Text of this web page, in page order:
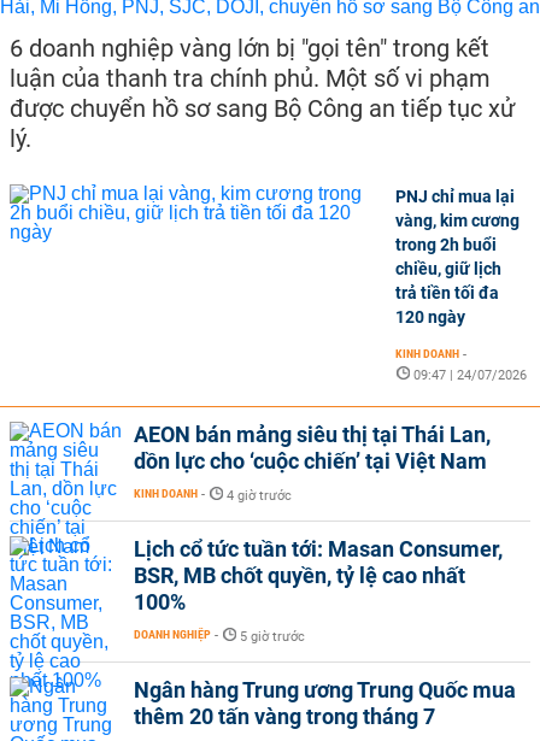
6 doanh nghiệp vàng lớn bị "gọi tên" trong kết
luận của thanh tra chính phủ. Một số vi phạm
được chuyển hồ sơ sang Bộ Công an tiếp tục xử
lý.
PNJ chỉ mua lại
vàng, kim cương
trong 2h buổi
chiều, giữ lịch
trả tiền tối đa
120 ngày
KINH DOANH -
09:47 | 24/07/2026
AEON bán mảng siêu thị tại Thái Lan,
dồn lực cho ‘cuộc chiến’ tại Việt Nam
KINH DOANH - 4 giờ trước
Lịch cổ tức tuần tới: Masan Consumer,
BSR, MB chốt quyền, tỷ lệ cao nhất
100%
DOANH NGHIỆP - 5 giờ trước
Ngân hàng Trung ương Trung Quốc mua
thêm 20 tấn vàng trong tháng 7